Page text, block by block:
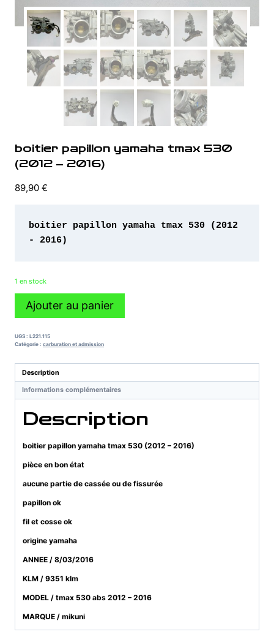
boitier papillon yamaha tmax 530
(2012 – 2016)
89,90 €
boitier papillon yamaha tmax 530 (2012
- 2016)
1 en stock
quantité
papillon
yamaha
530
(2012
Ajouter au panier
UGS : L221.115
Catégorie : carburation et admission
Description
Informations complémentaires
Description
boitier papillon yamaha tmax 530 (2012 – 2016)
pièce en bon état
aucune partie de cassée ou de fissurée
papillon ok
fil et cosse ok
origine yamaha
ANNEE / 8/03/2016
KLM / 9351 klm
MODEL / tmax 530 abs 2012 – 2016
MARQUE / mikuni